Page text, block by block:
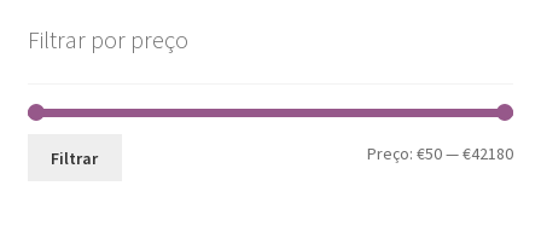
Filtrar por preço
Filtrar Preço:€50—€42180